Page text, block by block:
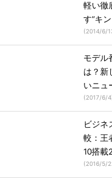
軽い徹
す“キ
(2014/6/
モデル
は？新
いニュ
(2017/6/4
ビジネ
較：王
10搭載
(2016/5/